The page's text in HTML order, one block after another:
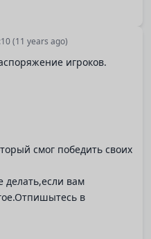
(11 years ago)
игроков.
смог победить своих
делать,если вам
в